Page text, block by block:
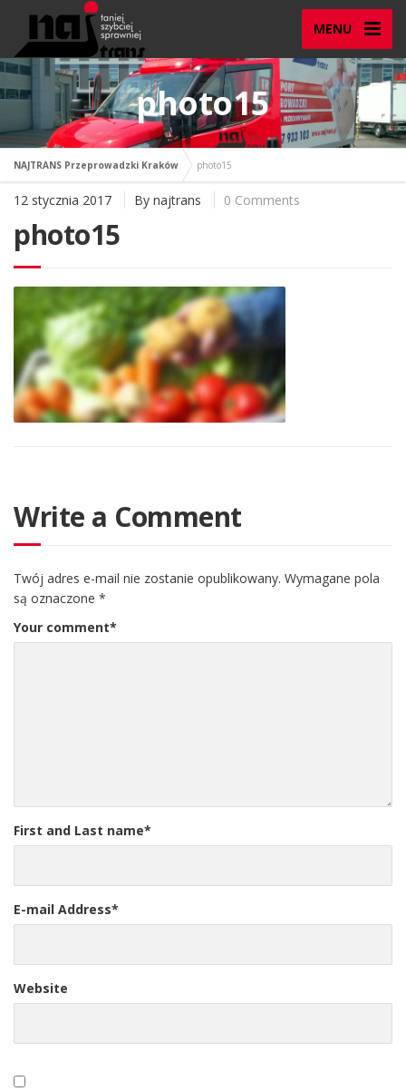
MENU
photo15
NAJTRANS Przeprowadzki Kraków photo15
12 stycznia 2017 By najtrans 0 Comments
photo15
Write a Comment
Twój adres e-mail nie zostanie opublikowany. Wymagane pola
są oznaczone *
Your comment*
First and Last name*
E-mail Address*
Website